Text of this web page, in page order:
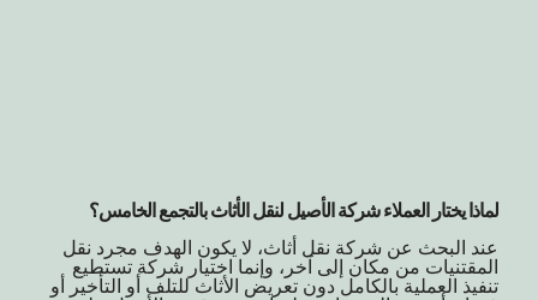
لماذا يختار العملاء شركة الأصيل لنقل الأثاث بالتجمع الخامس؟
عند البحث عن شركة نقل أثاث، لا يكون الهدف مجرد نقل
المقتنيات من مكان إلى آخر، وإنما اختيار شركة تستطيع
تنفيذ العملية بالكامل دون تعريض الأثاث للتلف أو التأخير أو